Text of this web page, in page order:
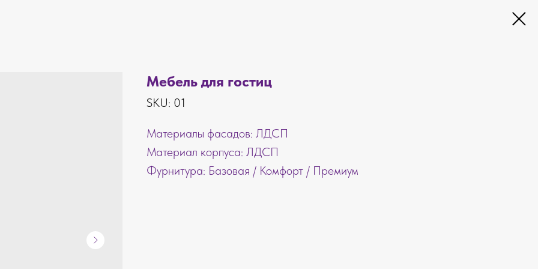
Мебель для гостиц
SKU: 01
Материалы фасадов: ЛДСП
Материал корпуса: ЛДСП
Фурнитура: Базовая / Комфорт / Премиум